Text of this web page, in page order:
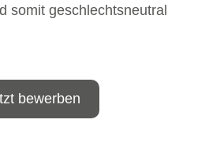
somit geschlechtsneutral
bewerben